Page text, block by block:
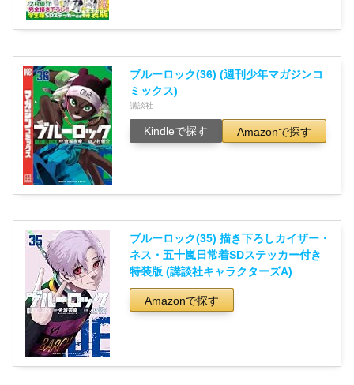
ブルーロック(36) (週刊少年マガジンコ
ミックス)
講談社
Kindleで探す Amazonで探す
ブルーロック(35) 描き下ろしカイザー・
ネス・五十嵐日常着SDステッカー付き
特装版 (講談社キャラクターズA)
Amazonで探す